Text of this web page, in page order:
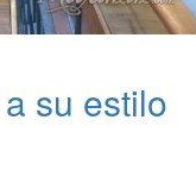
su estilo